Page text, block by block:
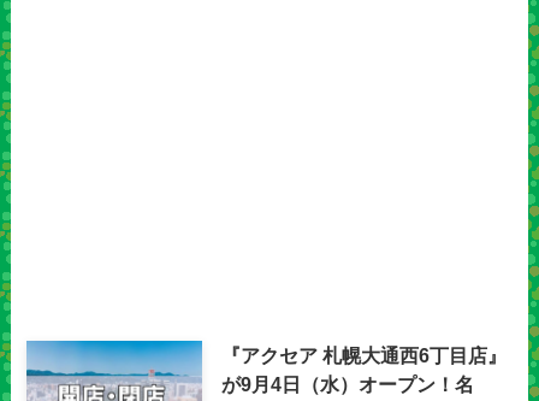
『アクセア 札幌大通西6丁目店』
が9月4日（水）オープン！名